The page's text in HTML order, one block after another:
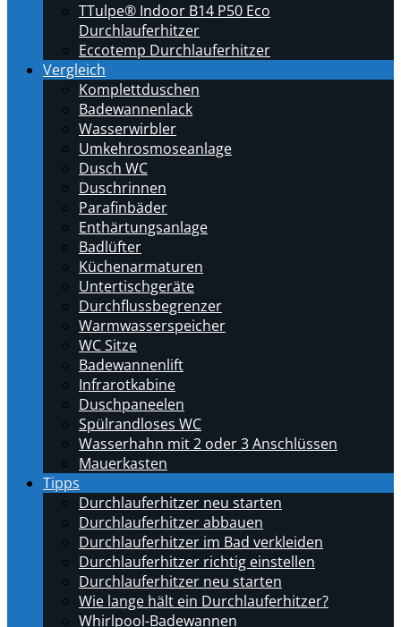
TTulpe® Indoor B14 P50 Eco
Durchlauferhitzer
Eccotemp Durchlauferhitzer
Vergleich
Komplettduschen
Badewannenlack
Wasserwirbler
Umkehrosmoseanlage
Dusch WC
Duschrinnen
Parafinbäder
Enthärtungsanlage
Badlüfter
Küchenarmaturen
Untertischgeräte
Durchflussbegrenzer
Warmwasserspeicher
WC Sitze
Badewannenlift
Infrarotkabine
Duschpaneelen
Spülrandloses WC
Wasserhahn mit 2 oder 3 Anschlüssen
Mauerkasten
Tipps
Durchlauferhitzer neu starten
Durchlauferhitzer abbauen
Durchlauferhitzer im Bad verkleiden
Durchlauferhitzer richtig einstellen
Durchlauferhitzer neu starten
Wie lange hält ein Durchlauferhitzer?
Whirlpool-Badewannen